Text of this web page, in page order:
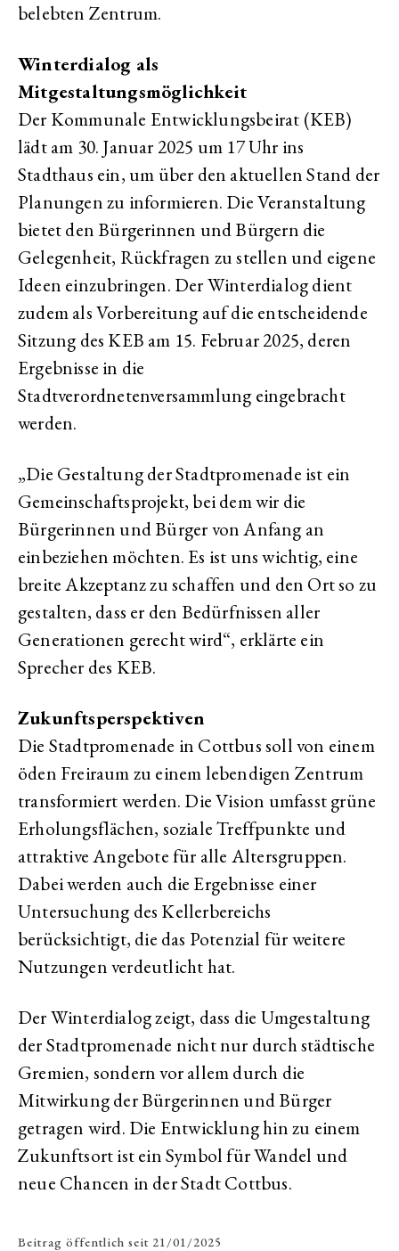
belebten Zentrum.
Winterdialog als
Mitgestaltungsmöglichkeit
Der Kommunale Entwicklungsbeirat (KEB)
lädt am 30. Januar 2025 um 17 Uhr ins
Stadthaus ein, um über den aktuellen Stand der
Planungen zu informieren. Die Veranstaltung
bietet den Bürgerinnen und Bürgern die
Gelegenheit, Rückfragen zu stellen und eigene
Ideen einzubringen. Der Winterdialog dient
zudem als Vorbereitung auf die entscheidende
Sitzung des KEB am 15. Februar 2025, deren
Ergebnisse in die
Stadtverordnetenversammlung eingebracht
werden.
„Die Gestaltung der Stadtpromenade ist ein
Gemeinschaftsprojekt, bei dem wir die
Bürgerinnen und Bürger von Anfang an
einbeziehen möchten. Es ist uns wichtig, eine
breite Akzeptanz zu schaffen und den Ort so zu
gestalten, dass er den Bedürfnissen aller
Generationen gerecht wird“, erklärte ein
Sprecher des KEB.
Zukunftsperspektiven
Die Stadtpromenade in Cottbus soll von einem
öden Freiraum zu einem lebendigen Zentrum
transformiert werden. Die Vision umfasst grüne
Erholungsflächen, soziale Treffpunkte und
attraktive Angebote für alle Altersgruppen.
Dabei werden auch die Ergebnisse einer
Untersuchung des Kellerbereichs
berücksichtigt, die das Potenzial für weitere
Nutzungen verdeutlicht hat.
Der Winterdialog zeigt, dass die Umgestaltung
der Stadtpromenade nicht nur durch städtische
Gremien, sondern vor allem durch die
Mitwirkung der Bürgerinnen und Bürger
getragen wird. Die Entwicklung hin zu einem
Zukunftsort ist ein Symbol für Wandel und
neue Chancen in der Stadt Cottbus.
Beitrag öffentlich seit 21/01/2025